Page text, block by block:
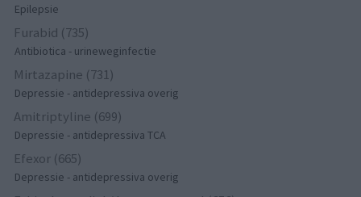
Epilepsie
Furabid (735)
Antibiotica - urineweginfectie
Mirtazapine (731)
Depressie - antidepressiva overig
Amitriptyline (699)
Depressie - antidepressiva TCA
Efexor (665)
Depressie - antidepressiva overig